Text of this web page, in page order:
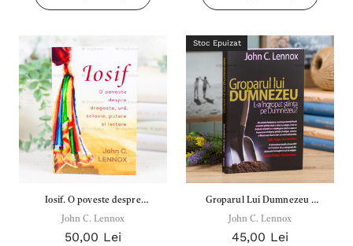
Inima Omului
7,00 Lei
Detalii
Noblețea suferinței - Sabina
Wurmbrand
Iosif. O poveste despre
dragoste, ură, sclavie, putere
și iertare - John C. Lennox
John C. Lennox
50,00 Lei
Stoc Epuizat
Groparul Lui Dumnezeu -
John C. Lennox
John C. Lennox
45,00 Lei